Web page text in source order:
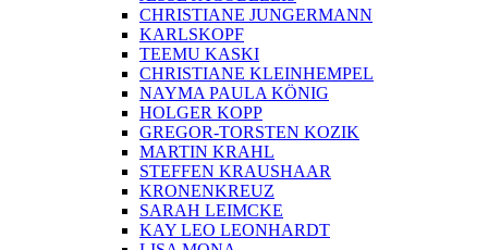
CHRISTIANE JUNGERMANN
KARLSKOPF
TEEMU KASKI
CHRISTIANE KLEINHEMPEL
NAYMA PAULA KÖNIG
HOLGER KOPP
GREGOR-TORSTEN KOZIK
MARTIN KRAHL
STEFFEN KRAUSHAAR
KRONENKREUZ
SARAH LEIMCKE
KAY LEO LEONHARDT